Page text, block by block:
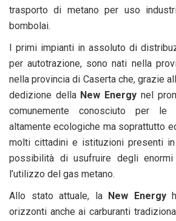
trasporto di metano per uso
bombolai.
I primi impianti in assoluto di
per autotrazione, sono nati nella
nella provincia di Caserta che, grazie
dedizione della New Energy nel
comunemente conosciuto per le
altamente ecologiche ma soprattutto
molti cittadini e istituzioni presenti
possibilità di usufruire degli
l’utilizzo del gas metano.
Allo stato attuale, la New Energy
orizzonti anche ai carburanti